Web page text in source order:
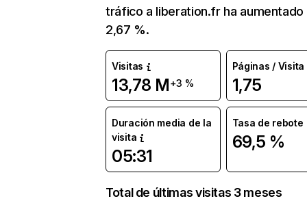
tráfico a liberation.fr ha aumentado
2,67 %.
Visitas
13,78 M+3 %
Páginas / Visita
1,75
Duración media de la
visita
05:31
Tasa de rebote
69,5 %
Total de últimas visitas 3 meses